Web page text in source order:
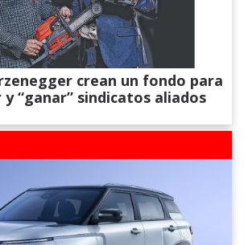
crean un fondo para
“ganar” sindicatos aliados